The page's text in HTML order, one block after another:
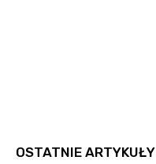
OSTATNIE ARTYKUŁY